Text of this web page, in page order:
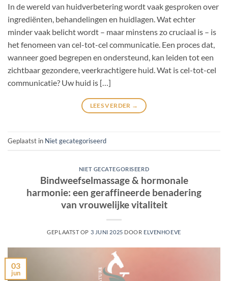
In de wereld van huidverbetering wordt vaak gesproken over
ingrediënten, behandelingen en huidlagen. Wat echter
minder vaak belicht wordt – maar minstens zo cruciaal is – is
het fenomeen van cel-tot-cel communicatie. Een proces dat,
wanneer goed begrepen en ondersteund, kan leiden tot een
zichtbaar gezondere, veerkrachtigere huid. Wat is cel-tot-cel
communicatie? Uw huid is […]
LEES VERDER →
Geplaatst in Niet gecategoriseerd
NIET GECATEGORISEERD
Bindweefselmassage & hormonale
harmonie: een geraffineerde benadering
van vrouwelijke vitaliteit
GEPLAATST OP 3 JUNI 2025 DOOR ELVENHOEVE
03
jun